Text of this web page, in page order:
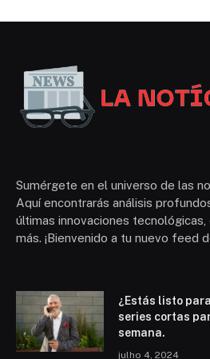
Sumérgete en el universo de las
Aquí encontrarás análisis
últimas innovaciones
más. ¡Bienvenido a tu nuevo feed
¿Estás listo
series cortas
semana.
julho 4, 2024